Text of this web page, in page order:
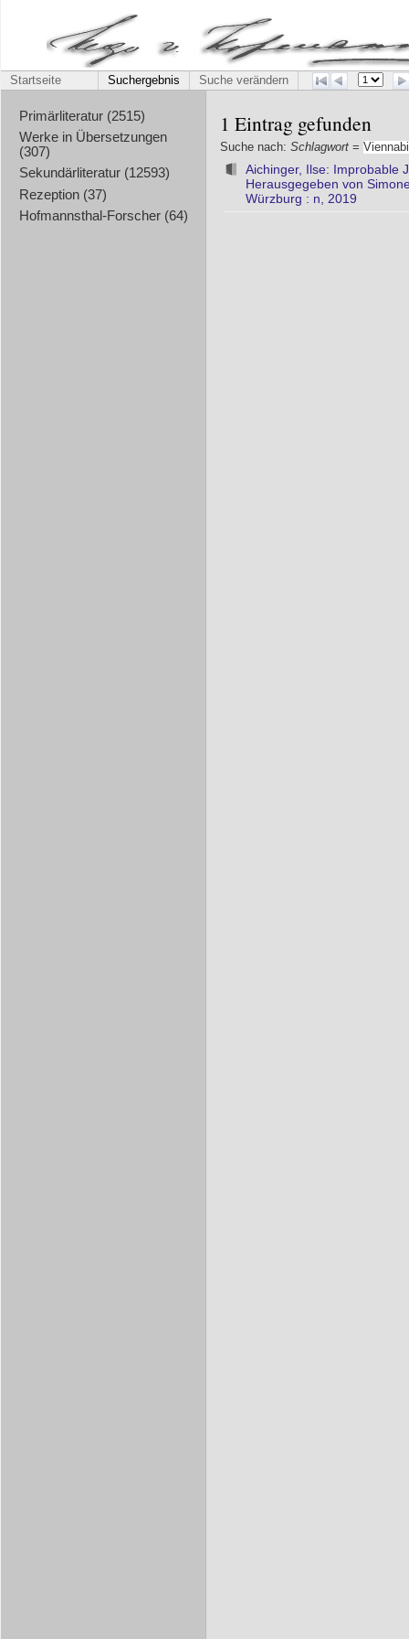
Startseite Suchergebnis Suche verändern
Primärliteratur (2515)
Werke in Übersetzungen
(307)
Sekundärliteratur (12593)
Rezeption (37)
Hofmannsthal-Forscher (64)
1 Eintrag gefunden
Suche nach: Schlagwort =
Aichinger, Ilse: Improbable
Herausgegeben von
Würzburg : n, 2019